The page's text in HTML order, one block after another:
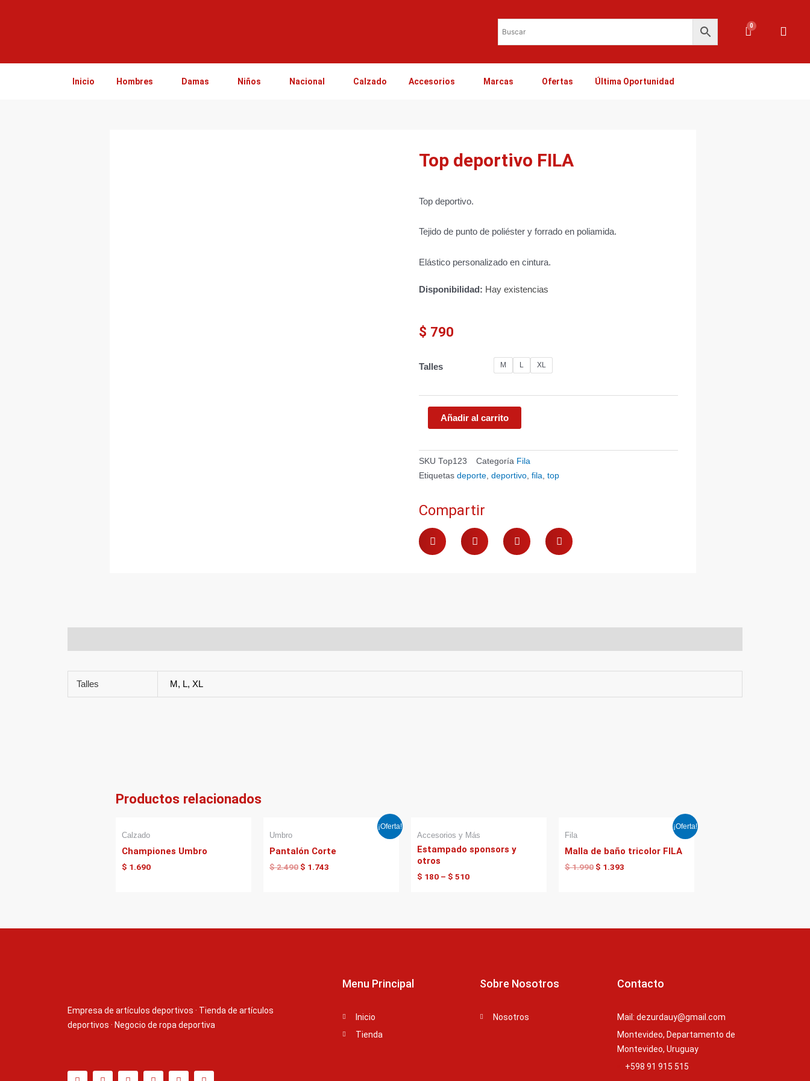
0Carrito
Inicio Hombres Damas Niños Nacional Calzado Accesorios Marcas Ofertas Última Oportunidad
Top deportivo FILA
Top deportivo.
Tejido de punto de poliéster y forrado en poliamida.
Elástico personalizado en cintura.
Disponibilidad: Hay existencias
$ 790
Talles M L XL
Añadir al carrito
SKUTop123 Categoría Fila
Etiquetas deporte,deportivo,fila,top
Compartir
Talles M, L, XL
Productos relacionados
Calzado
Championes Umbro
$ 1.690
¡Oferta!
Umbro
Pantalón Corte
$2.490
era:
$ 2.490.
$ 1.743
es:
Accesorios y Más
Estampado sponsors y
otros
$ 180 – $ 510
¡Oferta!
Fila
Malla de baño tricolor FILA
$1.990
era:
$ 1.990.
$ 1.393
es:
Empresa de artículos deportivos · Tienda de artículos
deportivos · Negocio de ropa deportiva
w
a
r
o
i
e
Menu Principal
Inicio
Tienda
Sobre Nosotros
Nosotros
Contacto
Mail: dezurdauy@gmail.com
Montevideo, Departamento de
Montevideo, Uruguay
+598 91 915 515